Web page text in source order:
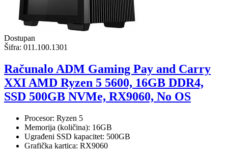
Dostupan
Šifra: 011.100.1301
Računalo ADM Gaming Pay and Carry
XXI AMD Ryzen 5 5600, 16GB DDR4,
SSD 500GB NVMe, RX9060, No OS
Procesor: Ryzen 5
Memorija (količina): 16GB
Ugrađeni SSD kapacitet: 500GB
Grafička kartica: RX9060